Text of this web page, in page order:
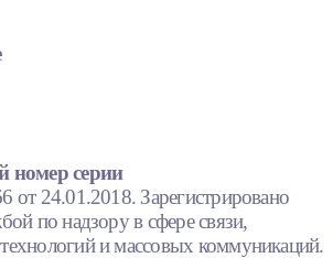
номер серии
24.01.2018. Зарегистрировано
по надзору в сфере связи,
и массовых коммуникаций.